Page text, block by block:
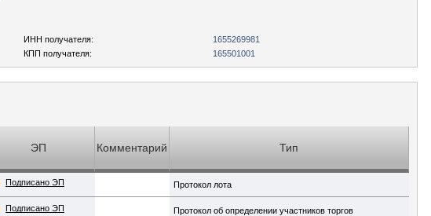
ИНН получателя:
1655269981
КПП получателя:
165501001
ЭП Комментарий Тип
Подписано ЭП Протокол лота
Подписано ЭП Протокол об определении участников торгов